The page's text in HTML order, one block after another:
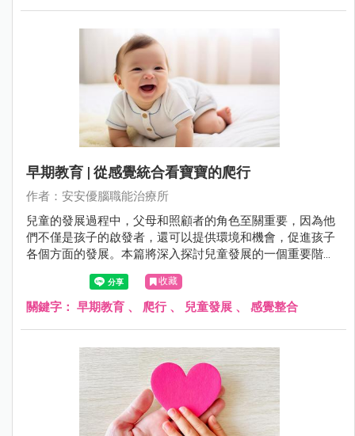
早期教育 | 從感覺統合看寶寶的爬行
作者：安安優腦職能治療所
兒童的發展過程中，父母和照顧者的角色至關重要，因為他
們不僅是孩子的啟發者，還可以提供環境和機會，促進孩子
各個方面的發展。本篇將深入探討兒童發展的一個重要階
段：爬行。通過了解兒童在爬行過程中的生理和感覺發展，
我們可以更好地理解為什麼爬行對孩子的成長至關重要。父
母和照顧者將在這本文章中找到有關如何支持和促進寶寶爬
收藏
關鍵字： 早期教育 、 爬行、 兒童發展 、 感覺整合